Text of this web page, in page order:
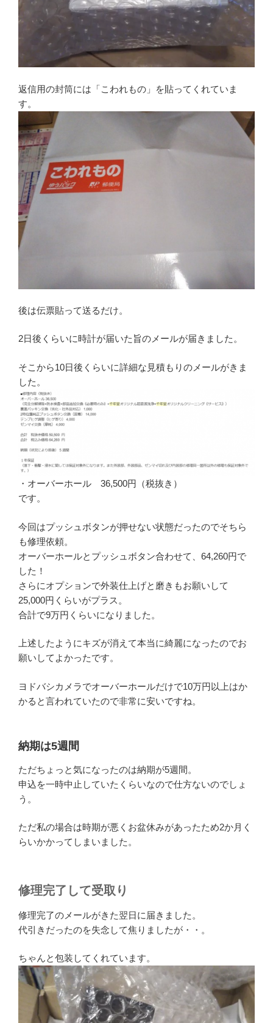
返信用の封筒には「こわれもの」を貼ってくれていま
す。
後は伝票貼って送るだけ。
2日後くらいに時計が届いた旨のメールが届きました。
そこから10日後くらいに詳細な見積もりのメールがきま
した。
・オーバーホール 36,500円（税抜き）
です。
今回はプッシュボタンが押せない状態だったのでそちら
も修理依頼。
オーバーホールとプッシュボタン合わせて、64,260円で
した！
さらにオプションで外装仕上げと磨きもお願いして
25,000円くらいがプラス。
合計で9万円くらいになりました。
上述したようにキズが消えて本当に綺麗になったのでお
願いしてよかったです。
ヨドバシカメラでオーバーホールだけで10万円以上はか
かると言われていたので非常に安いですね。
納期は5週間
ただちょっと気になったのは納期が5週間。
申込を一時中止していたくらいなので仕方ないのでしょ
う。
ただ私の場合は時期が悪くお盆休みがあったため2か月く
らいかかってしまいました。
修理完了して受取り
修理完了のメールがきた翌日に届きました。
代引きだったのを失念して焦りましたが・・。
ちゃんと包装してくれています。